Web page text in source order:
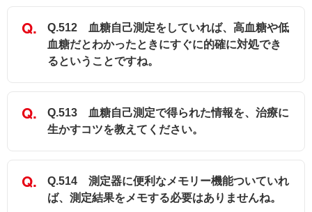
Q.512 血糖自己測定をしていれば、高血糖や低
血糖だとわかったときにすぐに的確に対処でき
るということですね。
Q.513 血糖自己測定で得られた情報を、治療に
生かすコツを教えてください。
Q.514 測定器に便利なメモリー機能ついていれ
ば、測定結果をメモする必要はありませんね。